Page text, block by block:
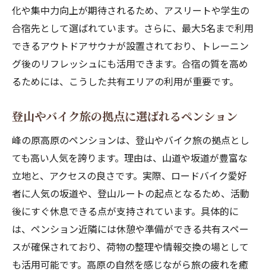
化や集中力向上が期待されるため、アスリートや学生の
合宿先として選ばれています。さらに、最大5名まで利用
できるアウトドアサウナが設置されており、トレーニン
グ後のリフレッシュにも活用できます。合宿の質を高め
るためには、こうした共有エリアの利用が重要です。
登山やバイク旅の拠点に選ばれるペンション
峰の原高原のペンションは、登山やバイク旅の拠点とし
ても高い人気を誇ります。理由は、山道や坂道が豊富な
立地と、アクセスの良さです。実際、ロードバイク愛好
者に人気の坂道や、登山ルートの起点となるため、活動
後にすぐ休息できる点が支持されています。具体的に
は、ペンション近隣には休憩や準備ができる共有スペー
スが確保されており、荷物の整理や情報交換の場として
も活用可能です。高原の自然を感じながら旅の疲れを癒